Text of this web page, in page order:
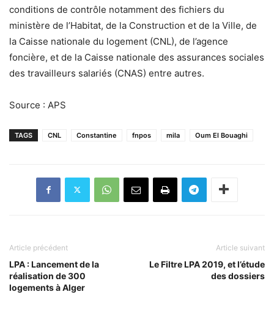
conditions de contrôle notamment des fichiers du
ministère de l’Habitat, de la Construction et de la Ville, de
la Caisse nationale du logement (CNL), de l’agence
foncière, et de la Caisse nationale des assurances sociales
des travailleurs salariés (CNAS) entre autres.
Source : APS
TAGS CNL Constantine fnpos mila Oum El Bouaghi
Article précédent
LPA : Lancement de la
réalisation de 300
logements à Alger
Article suivant
Le Filtre LPA 2019, et l’étude
des dossiers